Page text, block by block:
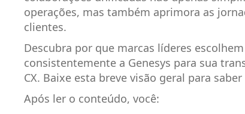
operações, mas também aprimora as
clientes.
Descubra por que marcas líderes escolhem
consistentemente a Genesys para sua
CX. Baixe esta breve visão geral para
Após ler o conteúdo, você: